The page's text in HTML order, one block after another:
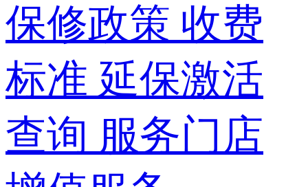
保修政策 收费
标准 延保激活
查询 服务门店